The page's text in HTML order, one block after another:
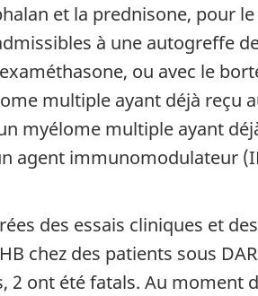
et la prednisone, pour
à une autogreffe
ou avec le
multiple ayant déjà reçu
myélome multiple ayant
agent immunomodulateur
des essais cliniques et
chez des patients sous
2 ont été fatals. Au moment